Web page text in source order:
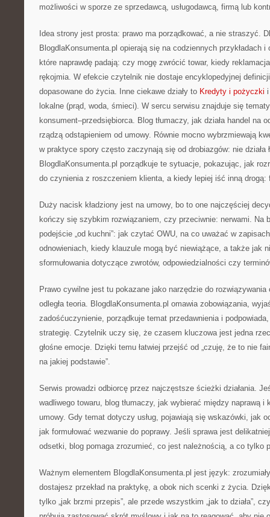
możliwości w sporze ze sprzedawcą, usługodawcą, firmą lub
Idea strony jest prosta: prawo ma porządkować, a nie straszyć.
BlogdlaKonsumenta.pl opierają się na codziennych przykładach i
które naprawdę padają: czy mogę zwrócić towar, kiedy
rękojmia. W efekcie czytelnik nie dostaje encyklopedyjnej
dopasowane do życia. Inne ciekawe działy to Kredyty i pożyczki
lokalne (prąd, woda, śmieci). W sercu serwisu znajduje się
konsument–przedsiębiorca. Blog tłumaczy, jak działa handel na
rządzą odstąpieniem od umowy. Równie mocno wybrzmiewają
w praktyce spory często zaczynają się od drobiazgów: nie działa
BlogdlaKonsumenta.pl porządkuje te sytuacje, pokazując, jak
do czynienia z roszczeniem klienta, a kiedy lepiej iść inną drogą:
Duży nacisk kładziony jest na umowy, bo to one najczęściej
kończy się szybkim rozwiązaniem, czy przeciwnie: nerwami. Na
podejście „od kuchni”: jak czytać OWU, na co uważać w
odnowieniach, kiedy klauzule mogą być niewiążące, a także jak
sformułowania dotyczące zwrotów, odpowiedzialności czy
Prawo cywilne jest tu pokazane jako narzędzie do
odległa teoria. BlogdlaKonsumenta.pl omawia zobowiązania,
zadośćuczynienie, porządkuje temat przedawnienia i
strategię. Czytelnik uczy się, że czasem kluczowa jest jedna
głośne emocje. Dzięki temu łatwiej przejść od „czuję, że to nie
na jakiej podstawie”.
Serwis prowadzi odbiorcę przez najczęstsze ścieżki działania.
wadliwego towaru, blog tłumaczy, jak wybierać między naprawą i
umowy. Gdy temat dotyczy usług, pojawiają się wskazówki, jak
jak formułować wezwanie do poprawy. Jeśli sprawa jest
odsetki, blog pomaga zrozumieć, co jest należnością, a co tylko
Ważnym elementem BlogdlaKonsumenta.pl jest język:
dostajesz przekład na praktykę, a obok nich scenki z życia.
tylko „jak brzmi przepis”, ale przede wszystkim „jak to działa”,